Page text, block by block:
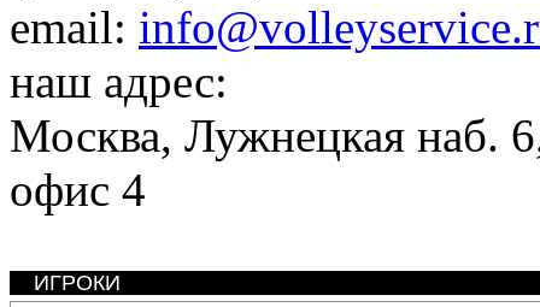
email:
наш адрес:
Москва, Лужнецкая наб.
офис 4
ИГРОКИ